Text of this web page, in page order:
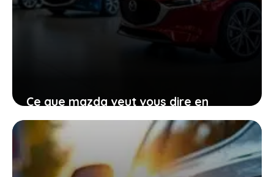
Ce que mazda veut vous dire en
renonçant provisoirement à
l’électrique total
27 janvier 2026